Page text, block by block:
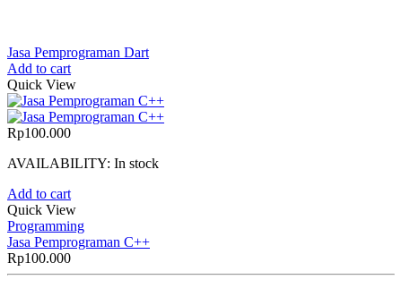
Jasa Pemprograman Dart
Add to cart
Quick View
Rp100.000
AVAILABILITY: In stock
Add to cart
Quick View
Programming
Jasa Pemprograman C++
Rp100.000